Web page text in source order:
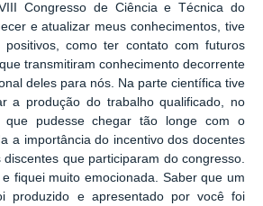
Congresso de Ciência e Técnica do
e atualizar meus conhecimentos, tive
positivos, como ter contato com futuros
transmitiram conhecimento decorrente
deles para nós. Na parte científica tive
a produção do trabalho qualificado, no
que pudesse chegar tão longe com o
a importância do incentivo dos docentes
que participaram do congresso.
fiquei muito emocionada. Saber que um
produzido e apresentado por você foi